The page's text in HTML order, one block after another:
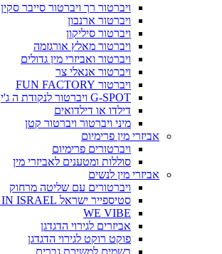
ויברטור רך ויברטור סייבר סקין
ויברטור ארנבון
ויברטור סיליקון
ויברטור מאלץ אורגזמה
ויברטור ואביזרי מין גדולים
ויברטור אנאלי צר
ויברטור FUN FACTORY
G-SPOT ויברטור לנקודת ה ג'י
דילדו או דילדואים
מיני ויברטור ויברטור קטן
אביזרי מין פרימיום
ויברטורים פרימיום
סוללות ומטענים לאביזרי מין
אביזרי מין לנשים
ויברטורים עם שליטה מרחוק
סטיספייר ישראל SATISFYER IN ISRAEL
WE VIBE
אביזרים לגירוי הדגדגן
פוקט רוקט לגירוי הדגדגן
בשמים למשיכת גברים